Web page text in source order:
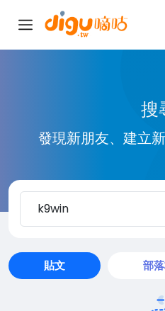
搜
發現新朋友、建立
貼文 部